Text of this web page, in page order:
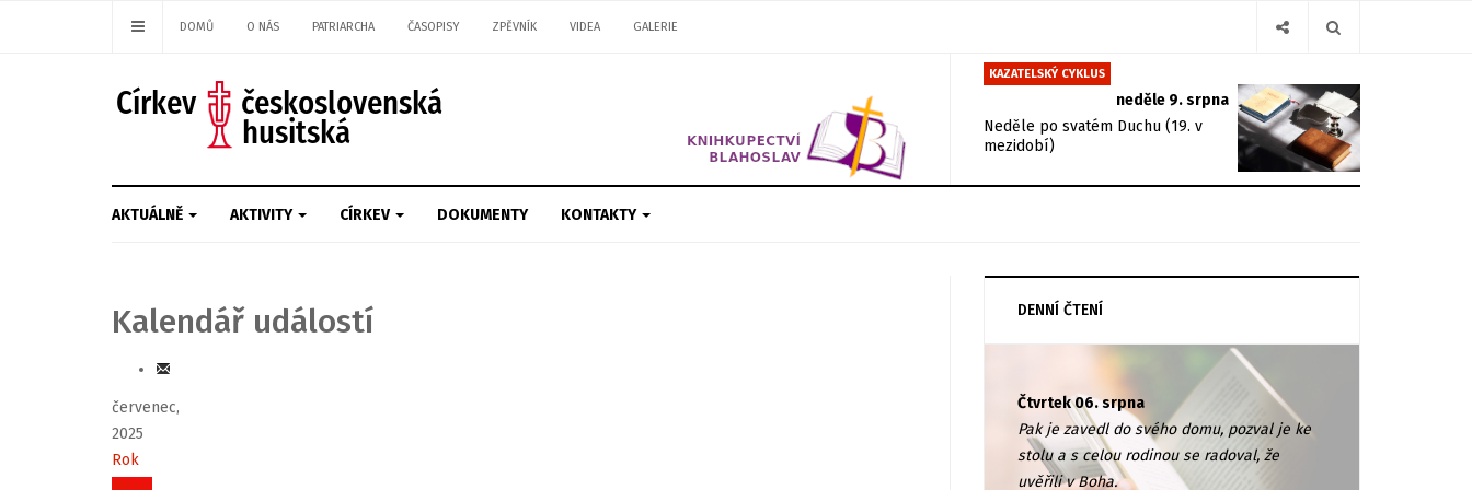
DOMŮ O NÁS PATRIARCHA ČASOPISY ZPĚVNÍK VIDEA GALERIE
KAZATELSKÝ CYKLUS
neděle 9. srpna
Neděle po svatém Duchu (19. v
mezidobí)
AKTUÁLNĚ AKTIVITY CÍRKEV DOKUMENTY KONTAKTY
Kalendář událostí
červenec,
2025
Rok
Měsíc
DENNÍ ČTENÍ
Čtvrtek 06. srpna
Pak je zavedl do svého domu, pozval je ke
stolu a s celou rodinou se radoval, že
uvěřili v Boha.